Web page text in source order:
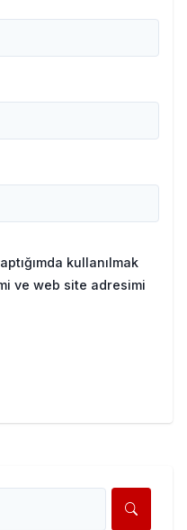
kullanılmak
ve web site adresimi